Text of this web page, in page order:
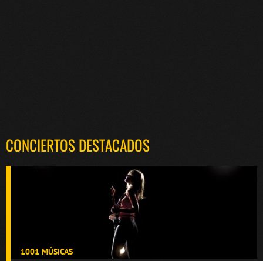
CONCIERTOS DESTACADOS
1001 MÚSICAS